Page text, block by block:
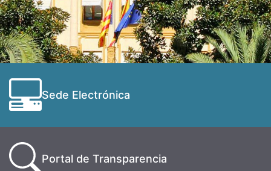
Sede Electrónica
Portal de Transparencia